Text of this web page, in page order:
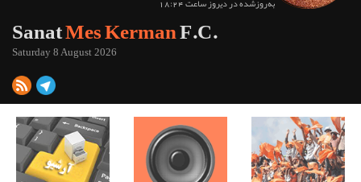
SanatMes KermanF.C.
Saturday 8 August 2026